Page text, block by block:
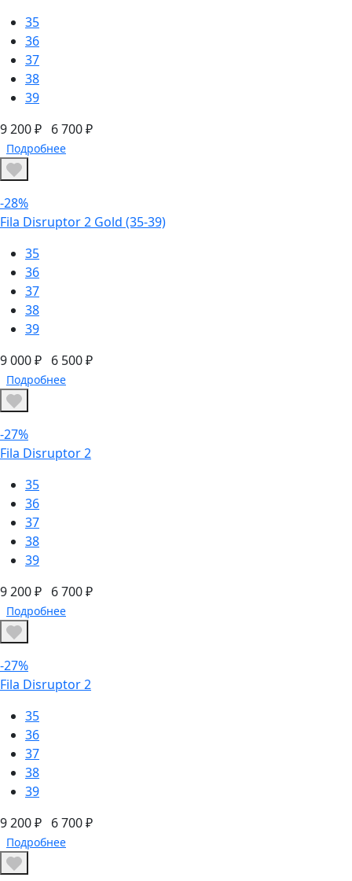
35
36
37
38
39
9 200 ₽ 6 700 ₽
Подробнее
-28%
Fila Disruptor 2 Gold (35-39)
35
36
37
38
39
9 000 ₽ 6 500 ₽
Подробнее
-27%
Fila Disruptor 2
35
36
37
38
39
9 200 ₽ 6 700 ₽
Подробнее
-27%
Fila Disruptor 2
35
36
37
38
39
9 200 ₽ 6 700 ₽
Подробнее